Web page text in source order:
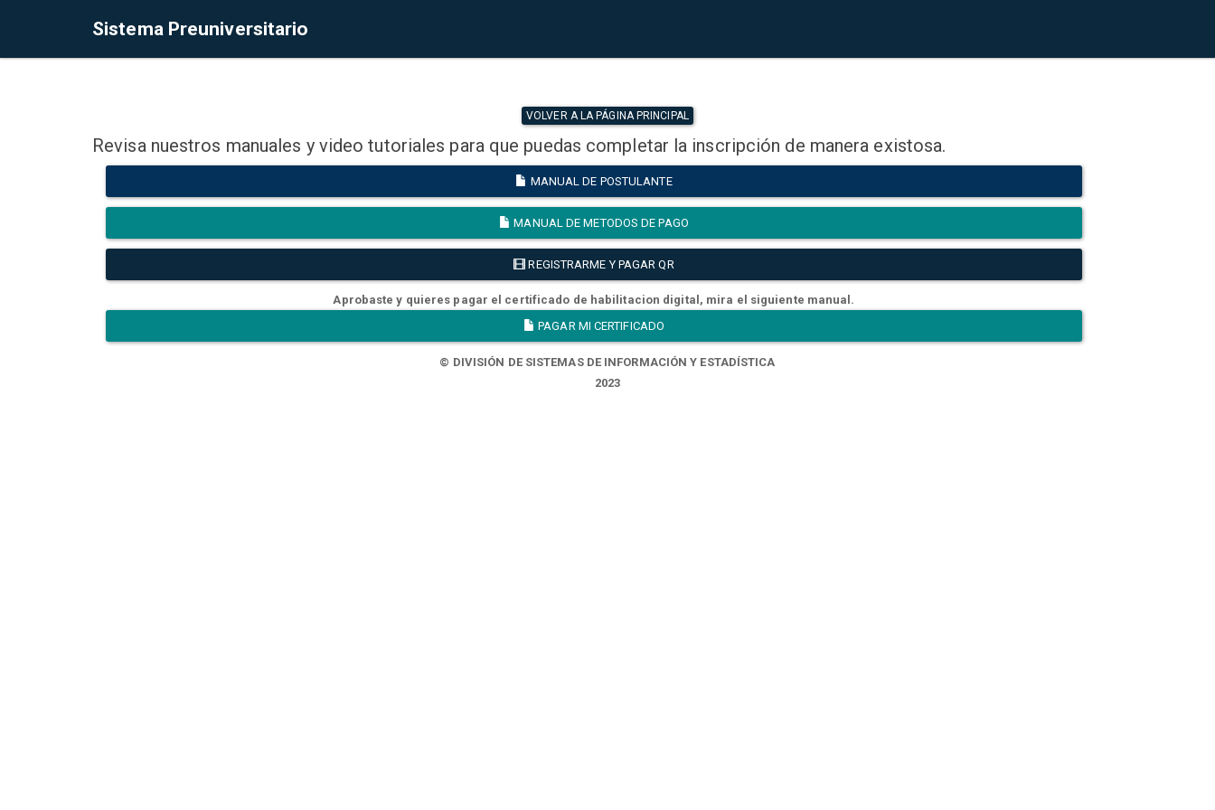
Sistema Preuniversitario
VOLVER A LA PÁGINA PRINCIPAL
Revisa nuestros manuales y video tutoriales para que puedas completar la inscripción de manera existosa.
MANUAL DE POSTULANTE
MANUAL DE METODOS DE PAGO
REGISTRARME Y PAGAR QR
Aprobaste y quieres pagar el certificado de habilitacion digital, mira el siguiente manual.
PAGAR MI CERTIFICADO
© DIVISIÓN DE SISTEMAS DE INFORMACIÓN Y ESTADÍSTICA
2023